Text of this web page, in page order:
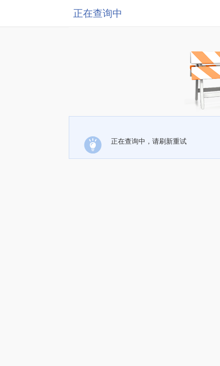
正在查询中
正在查询中，请刷新重试